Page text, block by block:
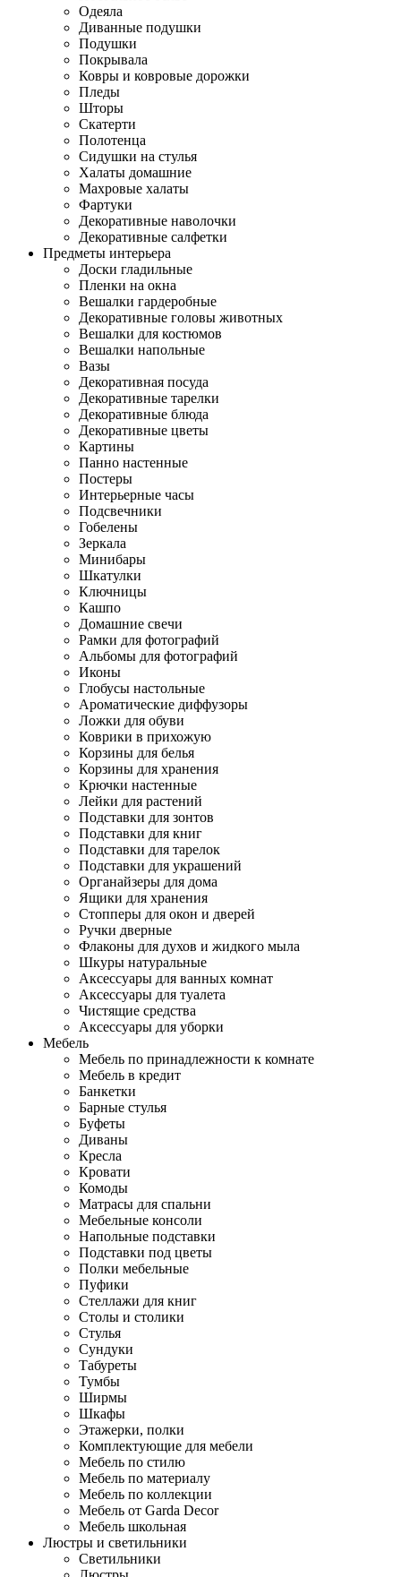
Одеяла
Диванные подушки
Подушки
Покрывала
Ковры и ковровые дорожки
Пледы
Шторы
Скатерти
Полотенца
Сидушки на стулья
Халаты домашние
Махровые халаты
Фартуки
Декоративные наволочки
Декоративные салфетки
Предметы интерьера
Доски гладильные
Пленки на окна
Вешалки гардеробные
Декоративные головы животных
Вешалки для костюмов
Вешалки напольные
Вазы
Декоративная посуда
Декоративные тарелки
Декоративные блюда
Декоративные цветы
Картины
Панно настенные
Постеры
Интерьерные часы
Подсвечники
Гобелены
Зеркала
Минибары
Шкатулки
Ключницы
Кашпо
Домашние свечи
Рамки для фотографий
Альбомы для фотографий
Иконы
Глобусы настольные
Ароматические диффузоры
Ложки для обуви
Коврики в прихожую
Корзины для белья
Корзины для хранения
Крючки настенные
Лейки для растений
Подставки для зонтов
Подставки для книг
Подставки для тарелок
Подставки для украшений
Органайзеры для дома
Ящики для хранения
Стопперы для окон и дверей
Ручки дверные
Флаконы для духов и жидкого мыла
Шкуры натуральные
Аксессуары для ванных комнат
Аксессуары для туалета
Чистящие средства
Аксессуары для уборки
Мебель
Мебель по принадлежности к комнате
Мебель в кредит
Банкетки
Барные стулья
Буфеты
Диваны
Кресла
Кровати
Комоды
Матрасы для спальни
Мебельные консоли
Напольные подставки
Подставки под цветы
Полки мебельные
Пуфики
Стеллажи для книг
Столы и столики
Стулья
Сундуки
Табуреты
Тумбы
Ширмы
Шкафы
Этажерки, полки
Комплектующие для мебели
Мебель по стилю
Мебель по материалу
Мебель по коллекции
Мебель от Garda Decor
Мебель школьная
Люстры и светильники
Светильники